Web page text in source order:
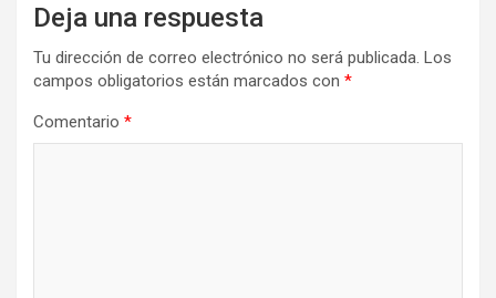
Deja una respuesta
Tu dirección de correo electrónico no será publicada. Los
campos obligatorios están marcados con *
Comentario *